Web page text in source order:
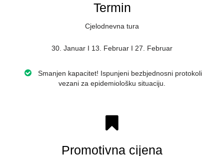
Termin
Cjelodnevna tura
30. Januar I 13. Februar I 27. Februar
Smanjen kapacitet! Ispunjeni bezbjednosni protokoli
vezani za epidemiološku situaciju.
Promotivna cijena